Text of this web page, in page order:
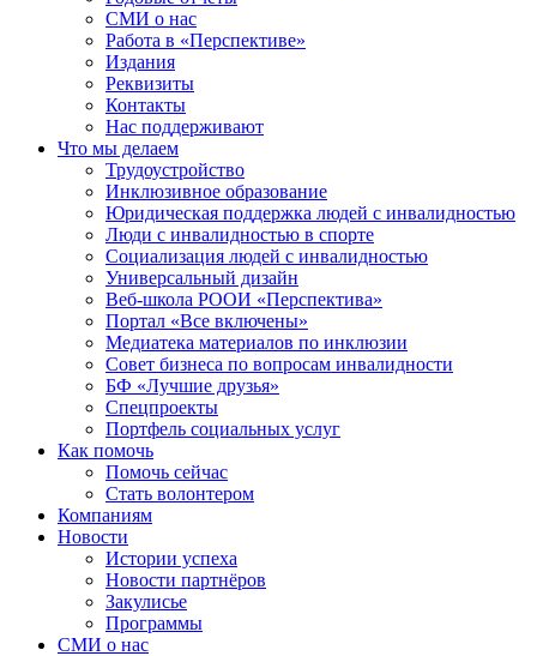
СМИ о нас
Работа в «Перспективе»
Издания
Реквизиты
Контакты
Нас поддерживают
Что мы делаем
Трудоустройство
Инклюзивное образование
Юридическая поддержка людей с инвалидностью
Люди с инвалидностью в спорте
Социализация людей с инвалидностью
Универсальный дизайн
Веб-школа РООИ «Перспектива»
Портал «Все включены»
Медиатека материалов по инклюзии
Совет бизнеса по вопросам инвалидности
БФ «Лучшие друзья»
Спецпроекты
Портфель социальных услуг
Как помочь
Помочь сейчас
Стать волонтером
Компаниям
Новости
Истории успеха
Новости партнёров
Закулисье
Программы
СМИ о нас